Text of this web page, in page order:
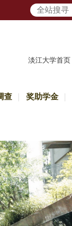
淡江大学首页
查 奖助学金